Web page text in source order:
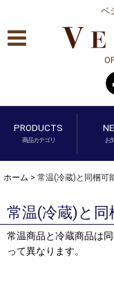
ベ
PRODUCTS
商品カテゴリ お
ホーム > 常温(冷蔵)と同梱可
常温(冷蔵)と同
常温商品と冷蔵商品は
って異なります。